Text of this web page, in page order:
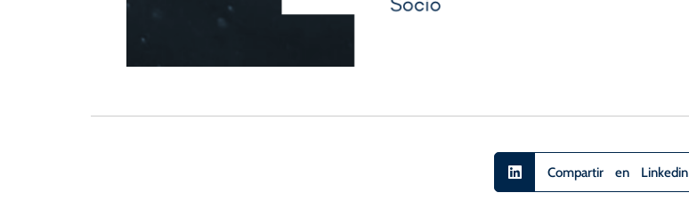
Compartir en Linkedin